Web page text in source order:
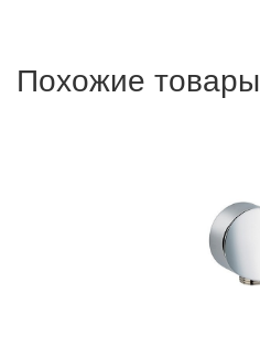
Похожие товары